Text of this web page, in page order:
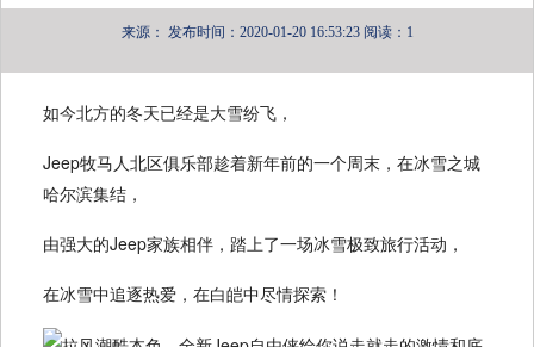
来源： 发布时间：2020-01-20 16:53:23 阅读：1
如今北方的冬天已经是大雪纷飞，
Jeep牧马人北区俱乐部趁着新年前的一个周末，在冰雪之城
哈尔滨集结，
由强大的Jeep家族相伴，踏上了一场冰雪极致旅行活动，
在冰雪中追逐热爱，在白皑中尽情探索！